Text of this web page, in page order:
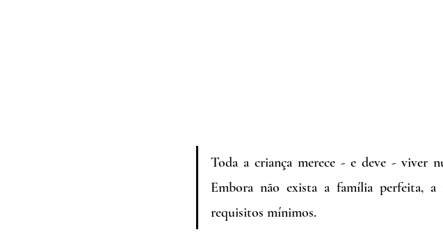
Toda a criança merece - e deve - viver
Embora não exista a família perfeita, a
requisitos mínimos.